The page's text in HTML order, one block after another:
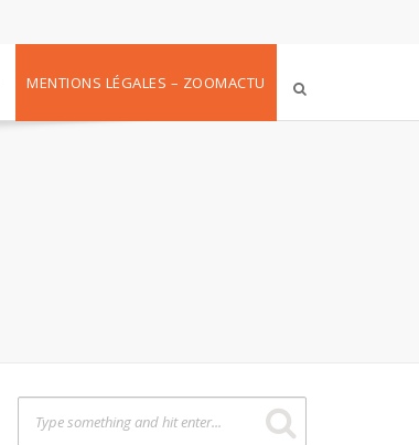
MENTIONS LÉGALES – ZOOMACTU